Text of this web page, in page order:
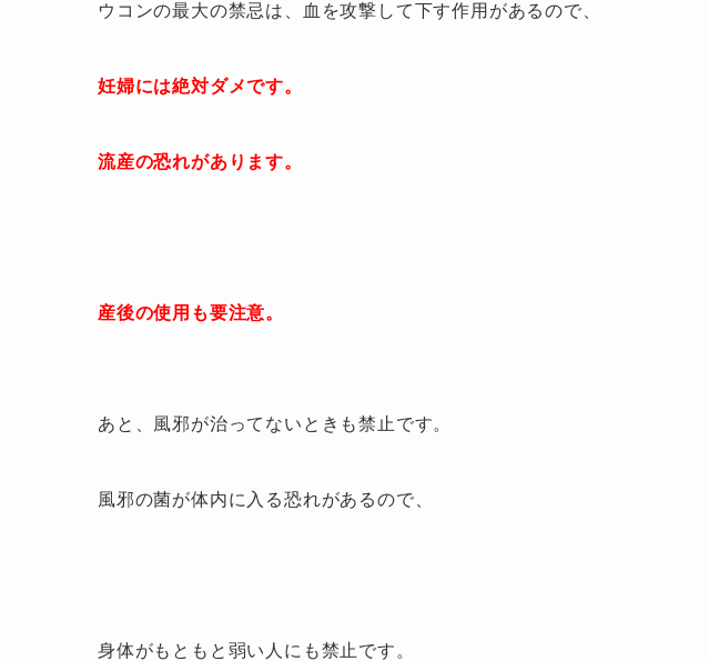
ウコンの最大の禁忌は、 血を攻撃して下す作用があるので、
妊婦には絶対ダメです。
流産の恐れがあります。
産後の使用も要注意。
あと、風邪が治ってないときも禁止です。
風邪の菌が体内に入る恐れがあるので、
身体がもともと弱い人にも禁止です。